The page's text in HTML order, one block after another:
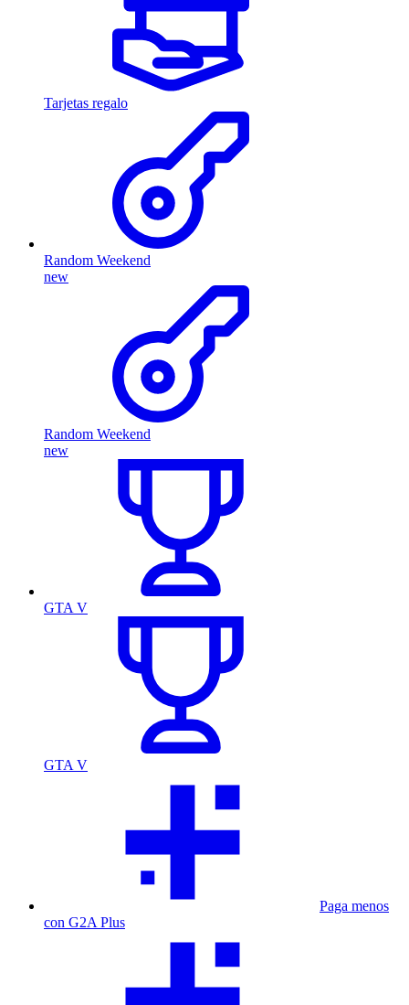
Tarjetas regalo
Random Weekend
new
Random Weekend
new
GTA V
GTA V
Paga menos
con G2A Plus